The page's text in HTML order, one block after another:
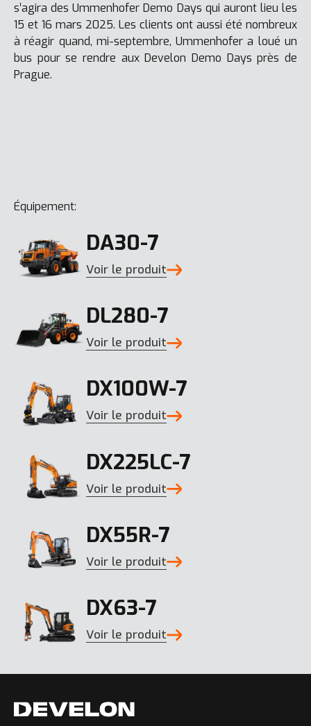
s’agira des Ummenhofer Demo Days qui auront lieu les
15 et 16 mars 2025. Les clients ont aussi été nombreux
à réagir quand, mi-septembre, Ummenhofer a loué un
bus pour se rendre aux Develon Demo Days près de
Prague.
Équipement:
DA30-7
Voir le produit
DL280-7
Voir le produit
DX100W-7
Voir le produit
DX225LC-7
Voir le produit
DX55R-7
Voir le produit
DX63-7
Voir le produit